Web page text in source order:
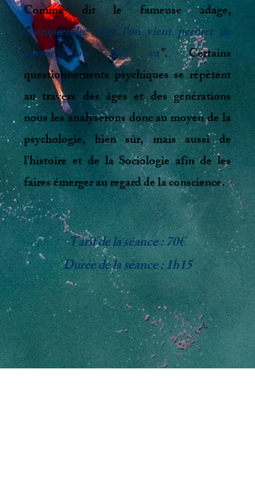
Comme dit le fameuse adage,
"comprendre d'où l'on vient permet de
savoir ou l'on va".Certains
questionnements psychiques se répètent
au travers des âges et des générations
nous les analyserons donc au moyen de la
psychologie, bien sûr, mais aussi de
l'histoire et de la Sociologie afin de les
faires émerger au regard de la conscience.
Tarif de la séance : 70€
Durée de la séance : 1h15